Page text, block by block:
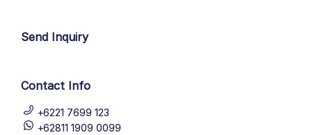
Send Inquiry
Contact Info
+6221 7699 123
+62811 1909 0099